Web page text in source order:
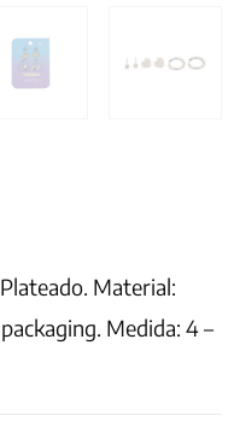
Material:
Medida: 4 –